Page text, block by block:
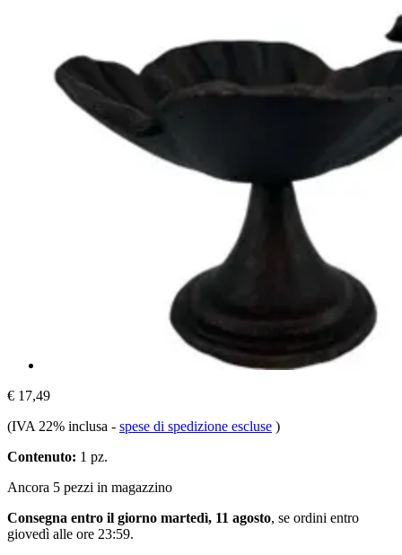
€ 17,49
(IVA 22% inclusa - spese di spedizione escluse )
Contenuto: 1 pz.
Ancora 5 pezzi in magazzino
Consegna entro il giorno martedì, 11 agosto, se ordini entro
giovedì alle ore 23:59.